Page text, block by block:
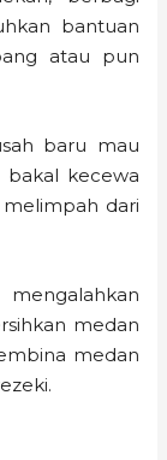
bantuan
atau pun
baru mau
bakal kecewa
dari
medan
medan